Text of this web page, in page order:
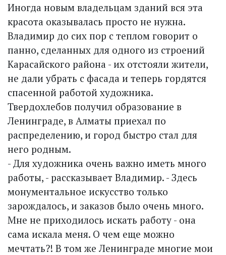
Иногда новым владельцам зданий вся эта
красота оказывалась просто не нужна.
Владимир до сих пор с теплом говорит о
панно, сделанных для одного из строений
Карасайского района - их отстояли жители,
не дали убрать с фасада и теперь гордятся
спасенной работой художника.
Твердохлебов получил образование в
Ленинграде, в Алматы приехал по
распределению, и город быстро стал для
него родным.
- Для художника очень важно иметь много
работы, - рассказывает Владимир. - Здесь
монументальное искусство только
зарождалось, и заказов было очень много.
Мне не приходилось искать работу - она
сама искала меня. О чем еще можно
мечтать?! В том же Ленинграде многие мои